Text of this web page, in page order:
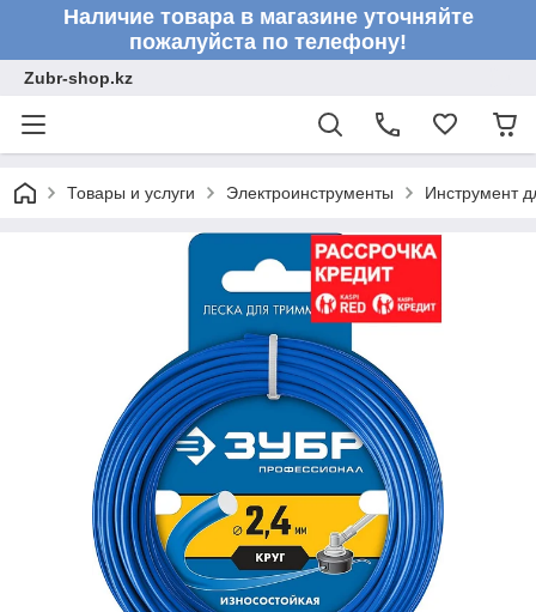
Наличие товара в магазине уточняйте
пожалуйста по телефону!
Zubr-shop.kz
Товары и услуги Электроинструменты Инструмент